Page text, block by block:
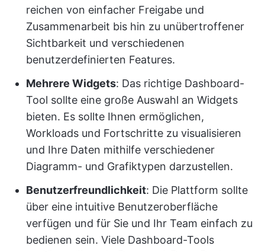
reichen von einfacher Freigabe und
Zusammenarbeit bis hin zu unübertroffener
Sichtbarkeit und verschiedenen
benutzerdefinierten Features.
Mehrere Widgets: Das richtige Dashboard-
Tool sollte eine große Auswahl an Widgets
bieten. Es sollte Ihnen ermöglichen,
Workloads und Fortschritte zu visualisieren
und Ihre Daten mithilfe verschiedener
Diagramm- und Grafiktypen darzustellen.
Benutzerfreundlichkeit: Die Plattform sollte
über eine intuitive Benutzeroberfläche
verfügen und für Sie und Ihr Team einfach zu
bedienen sein. Viele Dashboard-Tools